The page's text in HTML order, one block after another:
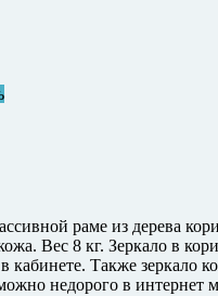
раме из дерева
кожа. Вес 8 кг. Зеркало в
кабинете. Также зеркало
недорого в интернет